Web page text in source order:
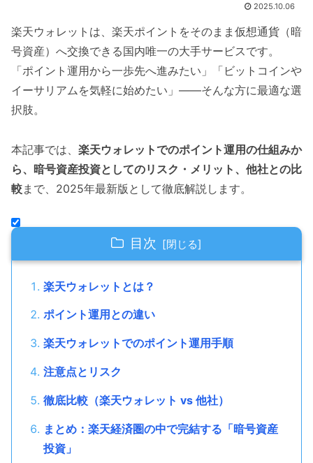
2025.10.06
楽天ウォレットは、楽天ポイントをそのまま仮想通貨（暗
号資産）へ交換できる国内唯一の大手サービスです。
「ポイント運用から一歩先へ進みたい」「ビットコインや
イーサリアムを気軽に始めたい」——そんな方に最適な選
択肢。
本記事では、 楽天ウォレットでのポイント運用の仕組みか
ら、暗号資産投資としてのリスク・メリット、他社との比
較まで、2025年最新版として徹底解説します。
目次
楽天ウォレットとは？
ポイント運用との違い
楽天ウォレットでのポイント運用手順
注意点とリスク
徹底比較（楽天ウォレット vs 他社）
まとめ：楽天経済圏の中で完結する「暗号資産
投資」